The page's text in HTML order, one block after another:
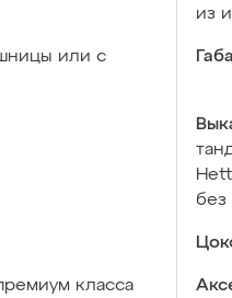
из
или с
без
класса